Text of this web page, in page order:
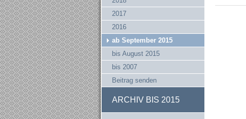
2017
2016
ab September 2015
bis August 2015
bis 2007
Beitrag senden
ARCHIV BIS 2015